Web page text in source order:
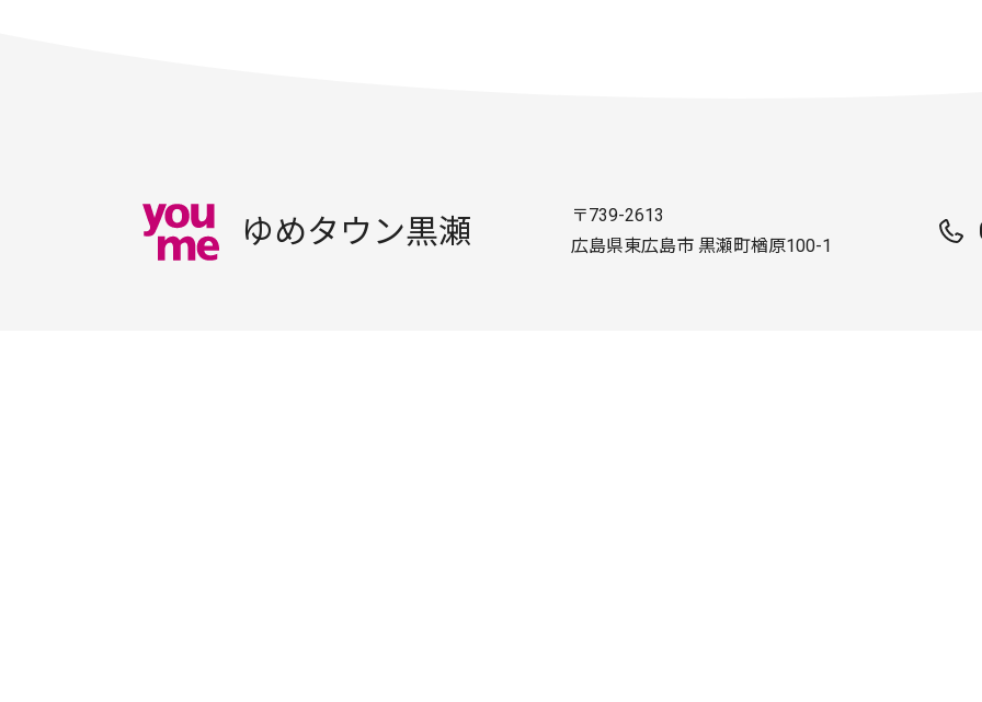
ゆめタウン黒瀬
〒739-2613
広島県東広島市 黒瀬町楢原100-1